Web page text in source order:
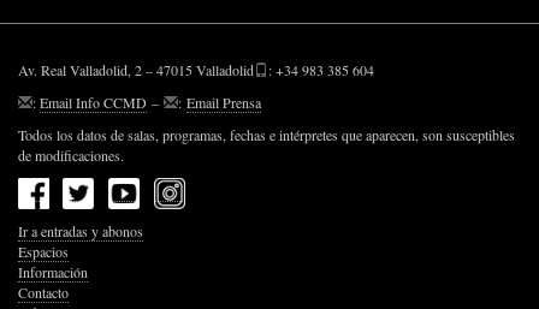
Av. Real Valladolid, 2 – 47015 Valladolid
: +34 983 385 604
:Email Info CCMD – : Email Prensa
Todos los datos de salas, programas, fechas e intérpretes que aparecen, son susceptibles
de modificaciones.
Ir a entradas y abonos
Espacios
Información
Contacto